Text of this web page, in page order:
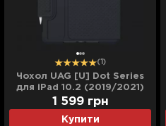
(1)
Чохол UAG [U] Dot Series
для iPad 10.2 (2019/2021)
(Black)
Купити
1 599 грн